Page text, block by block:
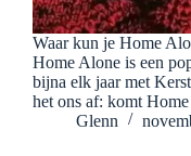
Waar kun je Home
Home Alone is een
bijna elk jaar met
het ons af: komt
Glenn